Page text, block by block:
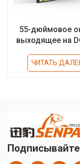
55-дюймовое
выходящее на
стеклом
ЧИТАТЬ